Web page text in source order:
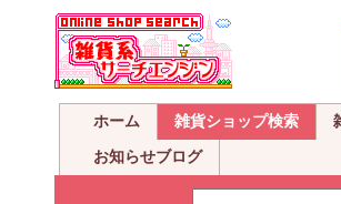
ホーム 雑貨ショップ検索
お知らせブログ